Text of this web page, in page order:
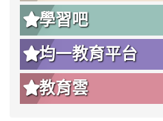
學習吧
均一教育平台
教育雲